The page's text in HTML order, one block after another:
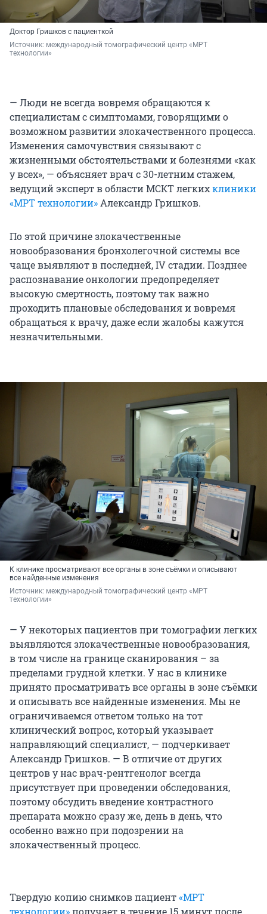
Доктор Гришков с пациенткой
Источник: международный томографический центр «МРТ
технологии»
— Люди не всегда вовремя обращаются к
специалистам с симптомами, говорящими о
возможном развитии злокачественного процесса.
Изменения самочувствия связывают с
жизненными обстоятельствами и болезнями «как
у всех», — объясняет врач с 30-летним стажем,
ведущий эксперт в области МСКТ легкихклиники
«МРТ технологии» Александр Гришков.
По этой причине злокачественные
новообразования бронхолегочной системы все
чаще выявляют в последней, IV стадии. Позднее
распознавание онкологии предопределяет
высокую смертность, поэтому так важно
проходить плановые обследования и вовремя
обращаться к врачу, даже если жалобы кажутся
незначительными.
К клинике просматривают все органы в зоне съёмки и описывают
все найденные изменения
Источник: международный томографический центр «МРТ
технологии»
— У некоторых пациентов при томографии легких
выявляются злокачественные новообразования,
в том числе на границе сканирования – за
пределами грудной клетки. У нас в клинике
принято просматривать все органы в зоне съёмки
и описывать все найденные изменения. Мы не
ограничиваемся ответом только на тот
клинический вопрос, который указывает
направляющий специалист, — подчеркивает
Александр Гришков. — В отличие от других
центров у нас врач-рентгенолог всегда
присутствует при проведении обследования,
поэтому обсудить введение контрастного
препарата можно сразу же, день в день, что
особенно важно при подозрении на
злокачественный процесс.
Твердую копию снимков пациент«МРТ
технологии»получает в течение 15 минут после